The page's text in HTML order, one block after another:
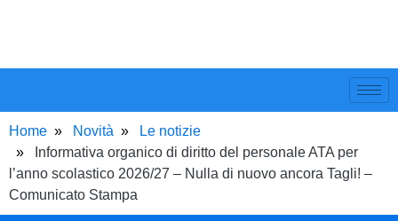
Home Novità
Le notizie
Informativa organico di diritto del personale ATA per
l’anno scolastico 2026/27 – Nulla di nuovo ancora Tagli! –
Comunicato Stampa